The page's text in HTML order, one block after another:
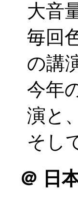
大音
毎回
の講
今年
演と
そし
＠ 日